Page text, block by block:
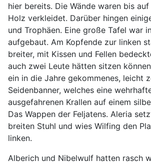
hier bereits. Die Wände waren bis
Holz verkleidet. Darüber hingen
und Trophäen. Eine große Tafel war
aufgebaut. Am Kopfende zur linken
breiter, mit Kissen und Fellen
auch zwei Leute hätten sitzen
ein in die Jahre gekommenes, leicht
Seidenbanner, welches eine
ausgefahrenen Krallen auf einem
Das Wappen der Feljatens. Aleria
breiten Stuhl und wies Wilfing den
linken.
Alberich und Nibelwulf hatten rasch